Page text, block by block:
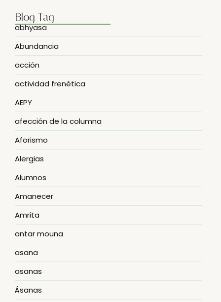
Blog Tag
abhyasa
Abundancia
acción
actividad frenética
AEPY
afección de la columna
Aforismo
Alergias
Alumnos
Amanecer
Amrita
antar mouna
asana
asanas
Ásanas